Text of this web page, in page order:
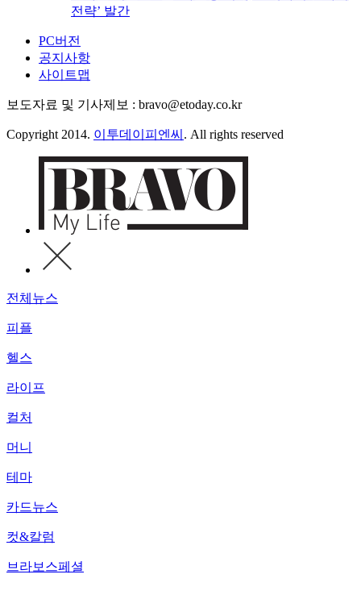
전략’ 발간
PC버전
공지사항
사이트맵
보도자료 및 기사제보 : bravo@etoday.co.kr
Copyright 2014. 이투데이피엔씨 . All rights reserved
전체뉴스
피플
헬스
라이프
컬처
머니
테마
카드뉴스
컷&칼럼
브라보스페셜